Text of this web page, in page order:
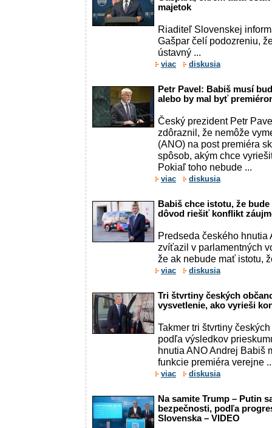
majetok
Riaditeľ Slovenskej
Gašpar čelí podozreniu,
ústavný ...
viac diskusia
Petr Pavel: Babiš musí
alebo by mal byť
Český prezident Petr
zdôraznil, že nemôže
(ANO) na post premiéra
spôsob, akým chce
Pokiaľ toho nebude ...
viac diskusia
Babiš chce istotu, že
dôvod riešiť konflikt
Predseda českého hnutia
zvíťazil v parlamentných
že ak nebude mať istotu,
viac diskusia
Tri štvrtiny českých
vysvetlenie, ako vyrieši
Takmer tri štvrtiny
podľa výsledkov
hnutia ANO Andrej Babiš
funkcie premiéra verejne
viac diskusia
Na samite Trump – Putin
bezpečnosti, podľa
Slovenska – VIDEO